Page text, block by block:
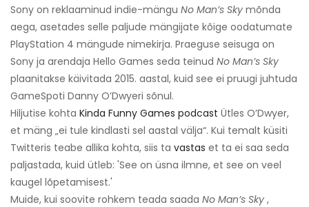
Sony on reklaaminud indie-mängu No Man’s Sky mõnda
aega, asetades selle paljude mängijate kõige oodatumate
PlayStation 4 mängude nimekirja. Praeguse seisuga on
Sony ja arendaja Hello Games seda teinud No Man’s Sky
plaanitakse käivitada 2015. aastal, kuid see ei pruugi juhtuda
GameSpoti Danny O’Dwyeri sõnul.
Hiljutise kohta Kinda Funny Games podcast Ütles O’Dwyer,
et mäng „ei tule kindlasti sel aastal välja“. Kui temalt küsiti
Twitteris teabe allika kohta, siis ta vastas et ta ei saa seda
paljastada, kuid ütleb: 'See on üsna ilmne, et see on veel
kaugel lõpetamisest.'
Muide, kui soovite rohkem teada saada No Man’s Sky ,